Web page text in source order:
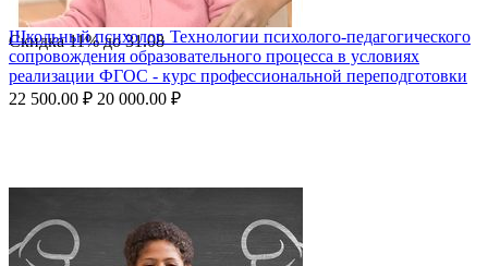
Скидка11%до31.08
Школьный психолог. Технологии психолого-педагогического
сопровождения образовательного процесса в условиях
реализации ФГОС - курс профессиональной переподготовки
22 500.00 ₽ 20 000.00 ₽